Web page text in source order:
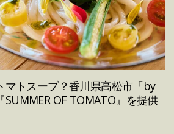
マトスープ？香川県高松市「by
SUMMER OF TOMATO』を提供